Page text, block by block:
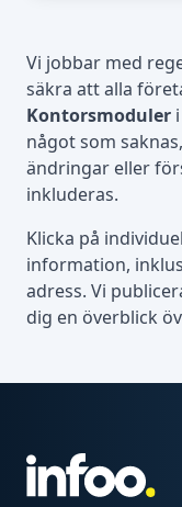
Vi jobbar med
säkra att alla
Kontorsmoduler i
något som
ändringar eller
inkluderas.
Klicka på
information,
adress. Vi
dig en överblick